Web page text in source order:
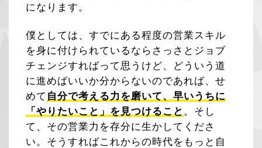
になります。
僕としては、すでにある程度の営業スキル
を身に付けられているならさっさとジョブ
チェンジすればって思うけど、どういう道
に進めばいいか分からないのであれば、せ
めて 自分で考える力を磨いて、早いうちに
「やりたいこと」を見つけること 。そし
て、その営業力を存分に生かしてくださ
い。そうすればこれからの時代をもっと自